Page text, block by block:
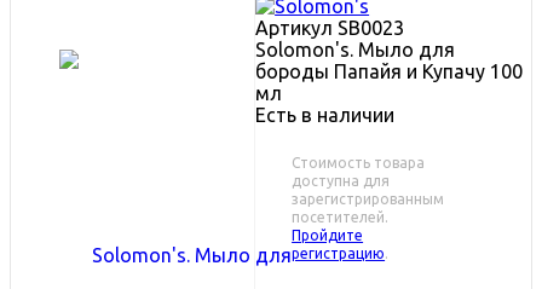
Артикул SB0023
Solomon's. Мыло для
бороды Папайя и Купачу 100
мл
Есть в наличии
Стоимость товара
доступна для
зарегистрированным
посетителей.
Пройдите
регистрацию.